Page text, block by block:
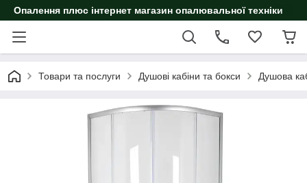
Опалення плюс інтернет магазин опалювальної техніки
Товари та послуги Душові кабіни та бокси Душова